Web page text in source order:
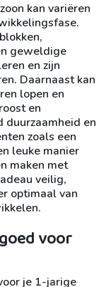
kan variëren
geweldige
en zijn
Daarnaast kan
lopen en
en
duurzaamheid en
zoals een
leuke manier
maken met
veilig,
optimaal van
voor
je 1-jarige